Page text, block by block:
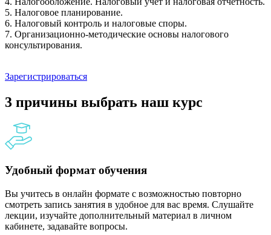
5. Налоговое планирование.
6. Налоговый контроль и налоговые споры.
7. Организационно-методические основы налогового
консультирования.
Зарегистрироваться
3 причины выбрать наш курс
Удобный формат обучения
Вы учитесь в онлайн формате с возможностью повторно
смотреть запись занятия в удобное для вас время. Слушайте
лекции, изучайте дополнительный материал в личном
кабинете, задавайте вопросы.